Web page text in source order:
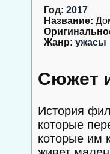
Год: 2017
Название:
Жанр: ужасы
Сюжет
История
которые
которые им